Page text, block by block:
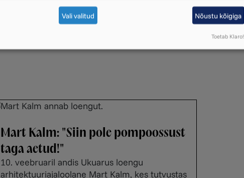
Vaata kõiki
Mart Kalm: "Siin pole pompoossust
taga aetud!"
10. veebruaril andis Ukuarus loengu
arhitektuuriajaloolane Mart Kalm, kes tutvustas
Vali valitud Nõustu kõigiga
Toetab Klaro!